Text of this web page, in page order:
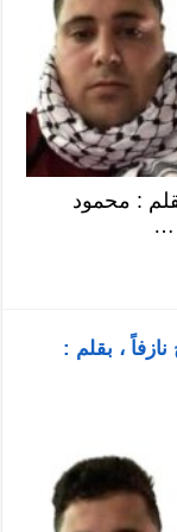
: محمود
…
، بقلم :